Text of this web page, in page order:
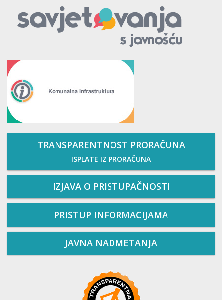
TRANSPARENTNOST PRORAČUNA
ISPLATE IZ PRORAČUNA
IZJAVA O PRISTUPAČNOSTI
PRISTUP INFORMACIJAMA
JAVNA NADMETANJA